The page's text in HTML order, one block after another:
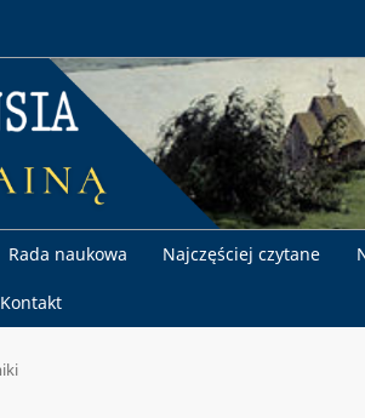
Rada naukowa Najczęściej czytane
Kontakt